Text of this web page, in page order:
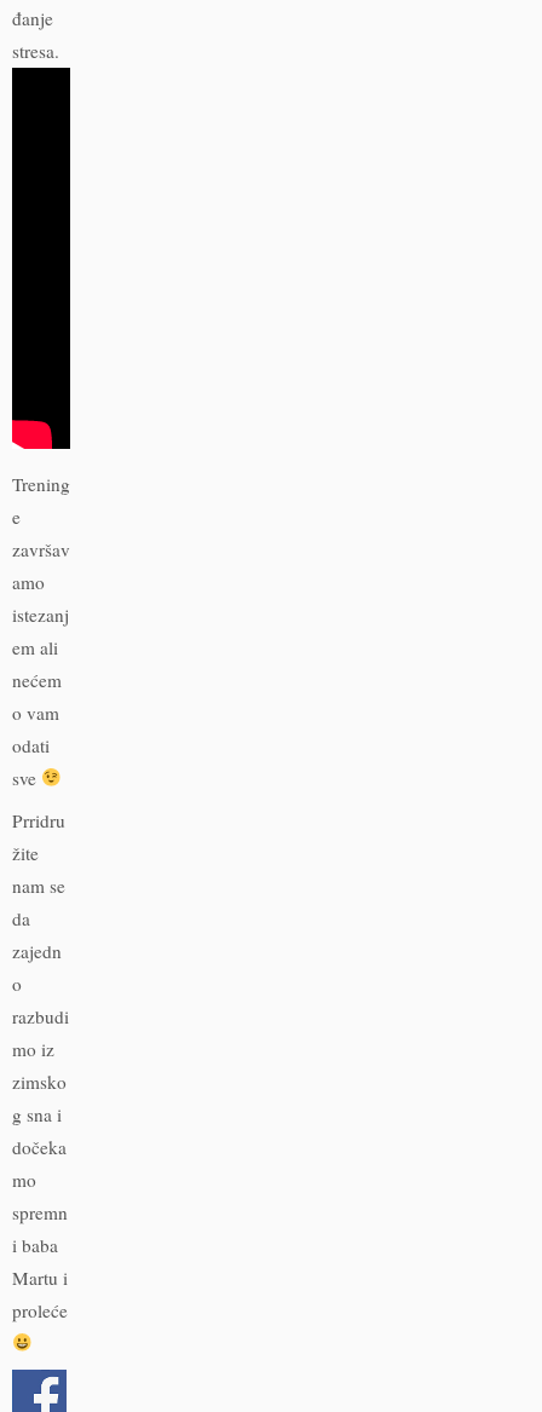
đanje
stresa.
Trening
e
završav
amo
istezanj
em ali
nećem
o vam
odati
sve
Prridru
žite
nam se
da
zajedn
o
razbudi
mo iz
zimsko
g sna i
dočeka
mo
spremn
i baba
Martu i
proleće